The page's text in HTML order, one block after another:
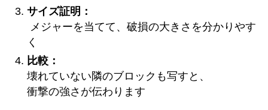
サイズ証明：
メジャーを当てて、破損の大きさを分かりやす
く
比較：
壊れていない隣のブロックも写すと、
衝撃の強さが伝わります